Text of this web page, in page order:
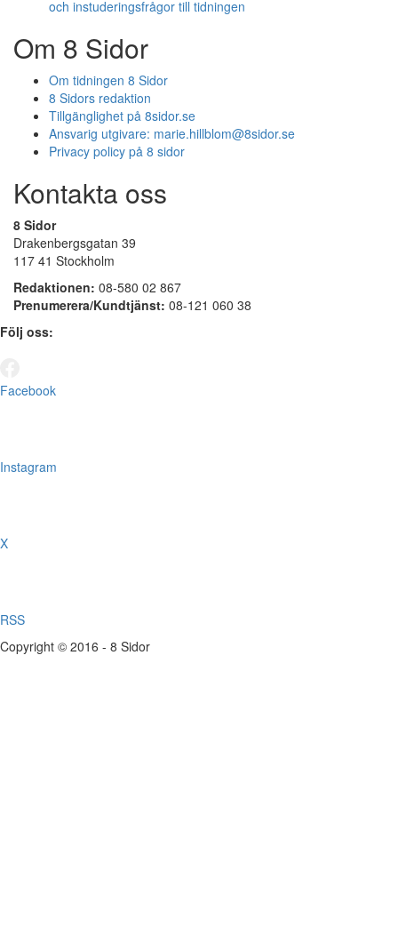
och instuderingsfrågor till tidningen
Om 8 Sidor
Om tidningen 8 Sidor
8 Sidors redaktion
Tillgänglighet på 8sidor.se
Ansvarig utgivare: marie.hillblom@8sidor.se
Privacy policy på 8 sidor
Kontakta oss
8 Sidor
Drakenbergsgatan 39
117 41 Stockholm
Redaktionen: 08-580 02 867
Prenumerera/Kundtjänst: 08-121 060 38
Följ oss:
Facebook
Instagram
X
RSS
Copyright © 2016 - 8 Sidor